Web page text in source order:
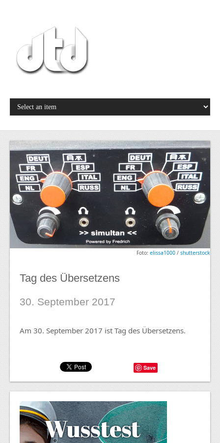
Foto: elissa1000 / shutterstock
Tag des Übersetzens
30. September 2017
Am 30. September 2017 ist Tag des Übersetzens.
Save